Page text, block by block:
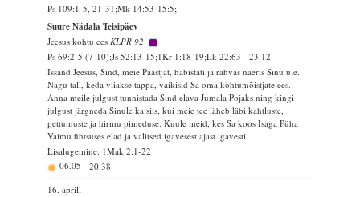
Ps 109:1-5, 21-31;Mk 14:53-15:5;
Suure Nädala Teisipäev
Jeesus kohtu ees KLPR 92
Ps 69:2-5 (7-10);Js 52:13-15;1Kr 1:18-19;Lk 22:63 - 23:12
Issand Jeesus, Sind, meie Päästjat, häbistati ja rahvas naeris Sinu üle.
Nagu tall, keda viiakse tappa, vaikisid Sa oma kohtumõistjate ees.
Anna meile julgust tunnistada Sind elava Jumala Pojaks ning kingi
julgust järgneda Sinule ka siis, kui meie tee läheb läbi kahtluste,
pettumuste ja hirmu pimeduse. Kuule meid, kes Sa koos Isaga Püha
Vaimu ühtsuses elad ja valitsed igavesest ajast igavesti.
Lisalugemine: 1Mak 2:1-22
06.05 - 20.38
16. aprill